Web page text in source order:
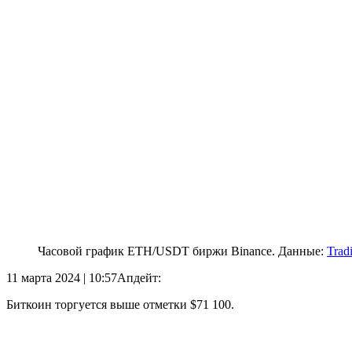
Часовой график ETH/USDT биржи Binance. Данные:
11 марта 2024 | 10:57Апдейт:
Биткоин торгуется выше отметки $71 100.